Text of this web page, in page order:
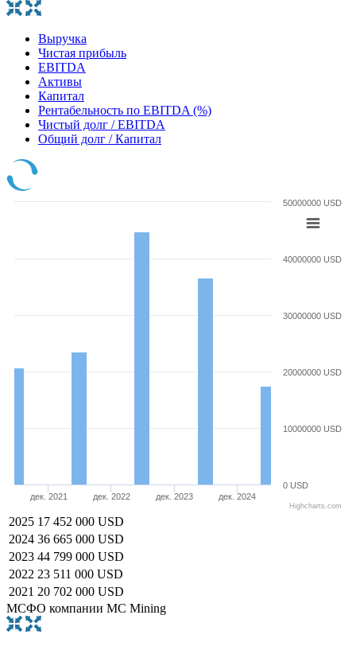
Выручка
Чистая прибыль
EBITDA
Активы
Капитал
Рентабельность по EBITDA (%)
Чистый долг / EBITDA
Общий долг / Капитал
дек. 2021 дек. 2022 дек. 2023 дек. 2024
0 USD
10000000 USD
20000000 USD
30000000 USD
40000000 USD
50000000 USD
Highcharts.com
2025 17 452 000 USD
2024 36 665 000 USD
2023 44 799 000 USD
2022 23 511 000 USD
2021 20 702 000 USD
МСФО компании MC Mining